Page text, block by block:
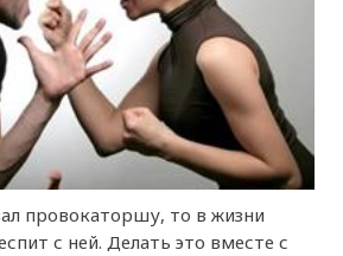
провокаторшу, то в жизни
с ней. Делать это вместе с